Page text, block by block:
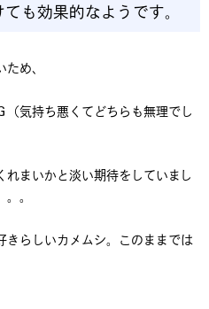
も効果的なようです。
め、
気持ち悪くてどちらも無理でし
まいかと淡い期待をしていまし
。
らしいカメムシ。このままでは